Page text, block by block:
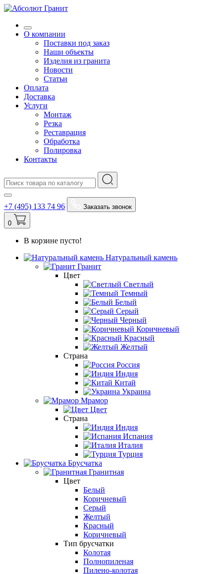
О компании
Поставки под заказ
Наши объекты
Изделия из гранита
Новости
Статьи
Оплата
Доставка
Услуги
Монтаж
Резка
Реставрация
Обработка
Полировка
Контакты
+7 (495) 133 74 96 Заказать звонок
0
В корзине пусто!
Натуральный камень
Гранит
Цвет
Светлый
Темный
Белый
Серый
Черный
Коричневый
Красный
Желтый
Страна
Россия
Индия
Китай
Украина
Мрамор
Цвет
Страна
Индия
Испания
Италия
Турция
Брусчатка
Гранитная
Цвет
Белый
Коричневый
Серый
Желтый
Красный
Коричневый
Тип брусчатки
Колотая
Полнопиленая
Пилено-колотая